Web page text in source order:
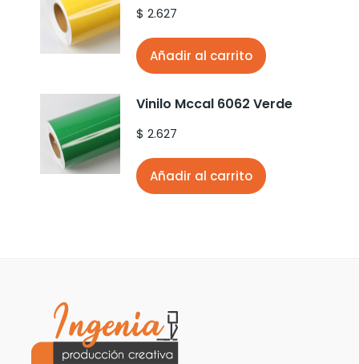
$ 2.627
Añadir al carrito
Vinilo Mccal 6062 Verde
$ 2.627
Añadir al carrito